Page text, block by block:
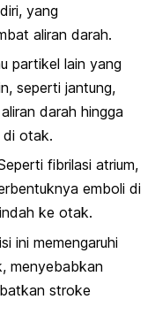
yang
aliran darah.
partikel lain yang
seperti jantung,
darah hingga
di otak.
fibrilasi atrium,
emboli di
ke otak.
ini memengaruhi
menyebabkan
stroke